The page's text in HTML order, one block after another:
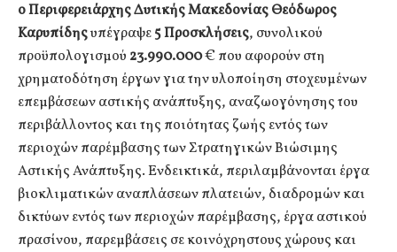
ο Περιφερειάρχης Δυτικής Μακεδονίας Θεόδωρος
Καρυπίδηςυπέγραψε5Προσκλήσεις, συνολικού
προϋπολογισμού 23.990.000€ που αφορούν στη
χρηματοδότηση έργων για την υλοποίηση στοχευμένων
επεμβάσεων αστικής ανάπτυξης, αναζωογόνησης του
περιβάλλοντος και της ποιότητας ζωής εντός των
περιοχών παρέμβασης των Στρατηγικών Βιώσιμης
Αστικής Ανάπτυξης. Ενδεικτικά, περιλαμβάνονται έργα
βιοκλιματικών αναπλάσεων πλατειών, διαδρομών και
δικτύων εντός των περιοχών παρέμβασης, έργα αστικού
πρασίνου, παρεμβάσεις σε κοινόχρηστους χώρους και